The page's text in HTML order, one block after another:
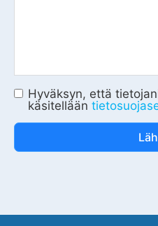
Hyväksyn, että
käsitellään